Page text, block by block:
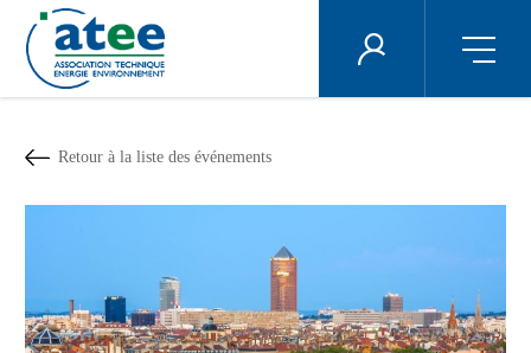
contenu
principal
ÉNERGIE PLUS
Retour à la liste des événements
Panneau de gestion des cookies